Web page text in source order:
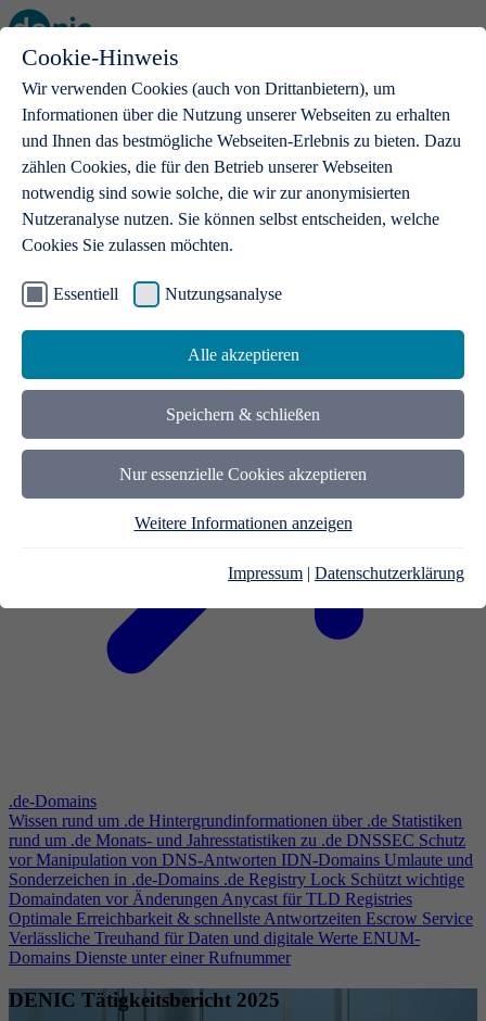
Cookie-Hinweis
Wir verwenden Cookies (auch von Drittanbietern), um
Informationen über die Nutzung unserer Webseiten zu erhalten
und Ihnen das bestmögliche Webseiten-Erlebnis zu bieten. Dazu
zählen Cookies, die für den Betrieb unserer Webseiten
notwendig sind sowie solche, die wir zur anonymisierten
Nutzeranalyse nutzen. Sie können selbst entscheiden, welche
Cookies Sie zulassen möchten.
Essentiell Nutzungsanalyse
Alle akzeptieren
Speichern & schließen
Nur essenzielle Cookies akzeptieren
Weitere Informationen anzeigen
Impressum | Datenschutzerklärung
Open main menu
.de-Domains
Mit einer .de-Domain erhalten Ideen eine Bühne
.de-Domains
Wissen rund um .de Hintergrundinformationen über .de Statistiken
rund um .de Monats- und Jahresstatistiken zu .de DNSSEC Schutz
vor Manipulation von DNS-Antworten IDN-Domains Umlaute und
Sonderzeichen in .de-Domains .de Registry Lock Schützt wichtige
Domaindaten vor ÄnderungenAnycast für TLD Registries
Optimale Erreichbarkeit & schnellste Antwortzeiten Escrow Service
Verlässliche Treuhand für Daten und digitale Werte ENUM-
Domains Dienste unter einer Rufnummer
DENIC Tätigkeitsbericht 2025